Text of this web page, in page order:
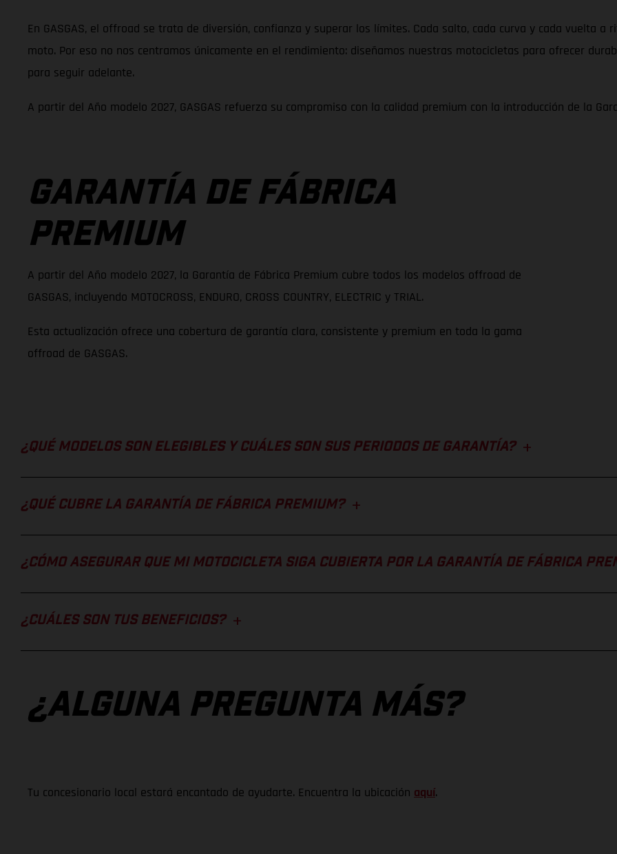
En GASGAS, el offroad se trata de diversión, confianza y superar los límites. Cada salto, cada curva y cada vuelta
moto. Por eso no nos centramos únicamente en el rendimiento: diseñamos nuestras motocicletas para ofrecer
para seguir adelante.
A partir del Año modelo 2027, GASGAS refuerza su compromiso con la calidad premium con la introducción de la
GARANTÍA DE FÁBRICA
PREMIUM
A partir del Año modelo 2027, la Garantía de Fábrica Premium cubre todos los modelos offroad de
GASGAS, incluyendo MOTOCROSS, ENDURO, CROSS COUNTRY, ELECTRIC y TRIAL.
Esta actualización ofrece una cobertura de garantía clara, consistente y premium en toda la gama
offroad de GASGAS.
¿QUÉ MODELOS SON ELEGIBLES Y CUÁLES SON SUS PERIODOS DE GARANTÍA?
¿QUÉ CUBRE LA GARANTÍA DE FÁBRICA PREMIUM?
¿CÓMO ASEGURAR QUE MI MOTOCICLETA SIGA CUBIERTA POR LA GARANTÍA DE FÁBRICA
¿CUÁLES SON TUS BENEFICIOS?
¿ALGUNA PREGUNTA MÁS?
Tu concesionario local estará encantado de ayudarte. Encuentra la ubicación aquí.